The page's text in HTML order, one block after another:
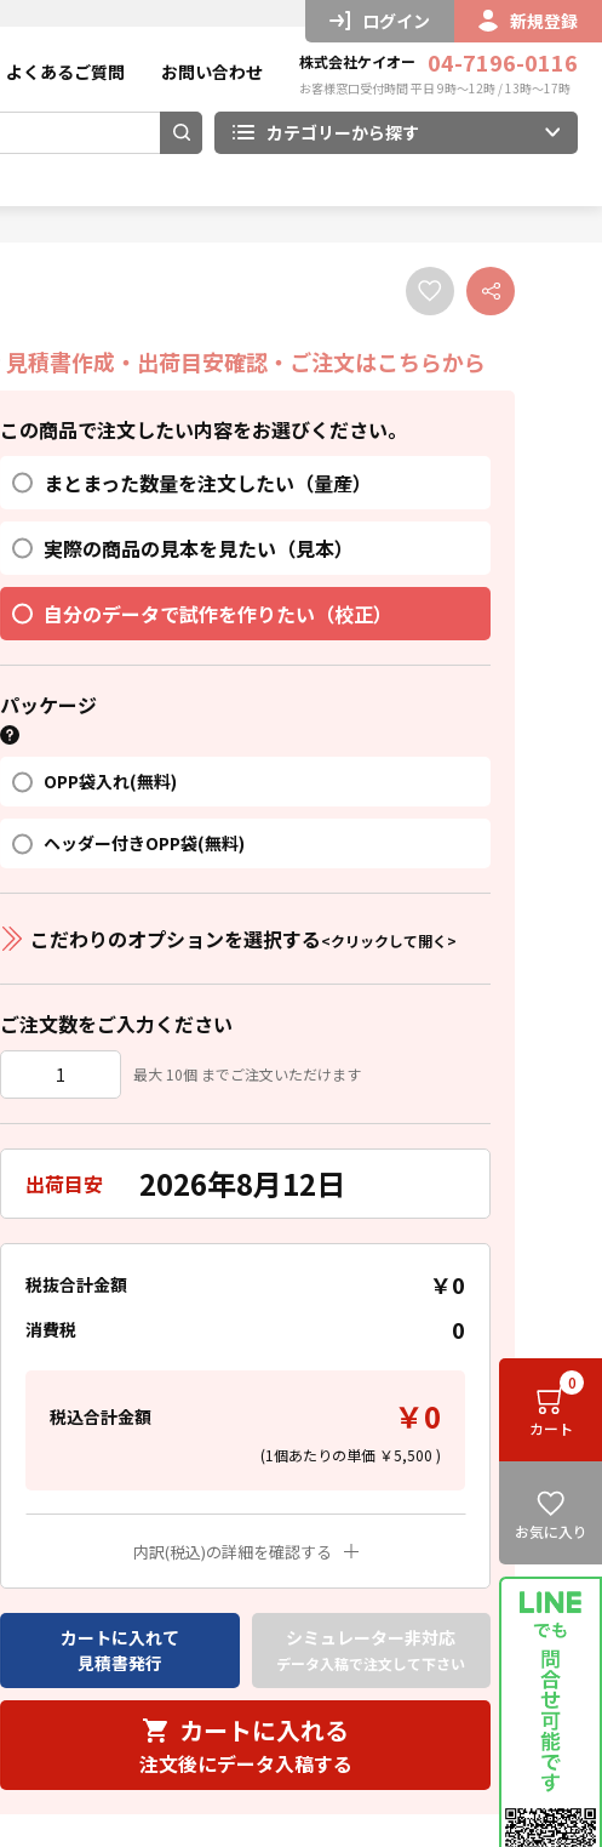
ログイン 新規登録
よくあるご質問 お問い合わせ 株式会社ケイオー 04-7196-0116
お客様窓口受付時間 平日 9時～12時 / 13時～17時
カテゴリーから探す
見積書作成・出荷目安確認・ご注文はこちらから
この商品で注文したい内容をお選びください。
まとまった数量を注文したい（量産）
実際の商品の見本を見たい（見本）
自分のデータで試作を作りたい（校正）
パッケージ
OPP袋入れ(無料)
ヘッダー付きOPP袋(無料)
こだわりのオプションを選択する<クリックして開く>
ご注文数をご入力ください
最大 10個 までご注文いただけます
出荷目安 2026年8月12日
税抜合計金額 ￥0
消費税 0
税込合計金額 ￥0
(1個あたりの単価 ￥5,500 )
内訳(税込)の詳細を確認する
カートに入れて
見積書発行
シミュレーター非対応
データ入稿で注文して下さい
カートに入れる
注文後にデータ入稿する
カート
0
お気に入り